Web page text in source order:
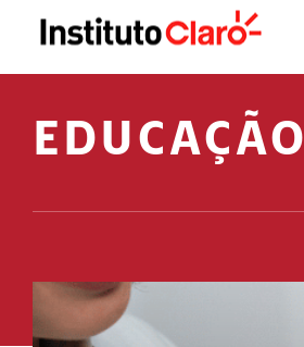
EDUCAÇÃO